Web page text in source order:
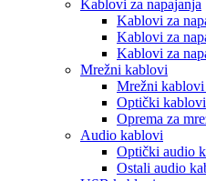
Kablovi za napajanja
Kablovi za
Kablovi za
Kablovi za
Mrežni kablovi
Mrežni
Optički kablovi
Oprema za
Audio kablovi
Optički audio
Ostali audio